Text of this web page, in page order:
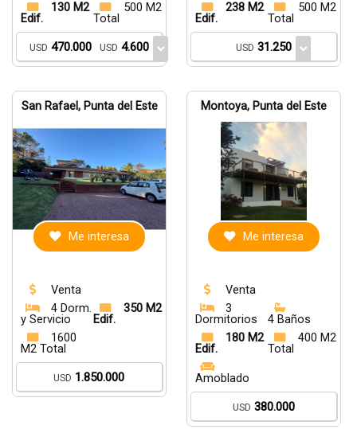
130 M2
Edif.
500 M2
Total
USD 470.000 USD 4.600
238 M2
Edif.
500 M2
Total
USD 31.250
San Rafael, Punta del Este
Me interesa
Venta
4 Dorm.
y Servicio
350 M2
Edif.
1600
M2 Total
USD 1.850.000
Montoya, Punta del Este
Me interesa
Venta
3
Dormitorios
4 Baños
180 M2
Edif.
400 M2
Total
Amoblado
USD 380.000